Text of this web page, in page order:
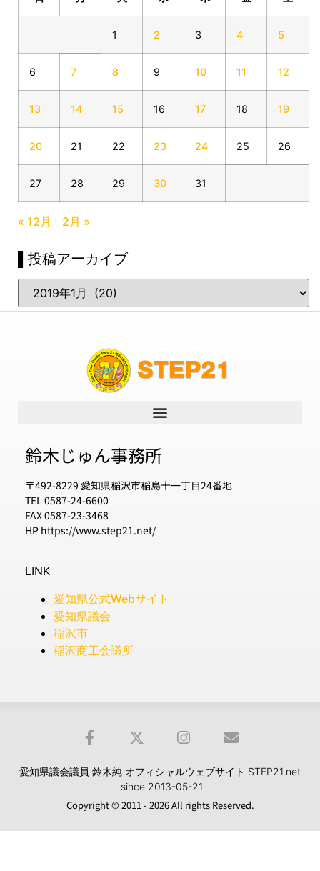
1 2 3 4 5
6 7 8 9 10 11 12
13 14 15 16 17 18 19
20 21 22 23 24 25 26
27 28 29 30 31
« 12月 2月 »
▌投稿アーカイブ
鈴木じゅん事務所
〒492-8229 愛知県稲沢市稲島十一丁目24番地
TEL 0587-24-6600
FAX 0587-23-3468
HP https://www.step21.net/
LINK
愛知県公式Webサイト
愛知県議会
稲沢市
稲沢商工会議所
愛知県議会議員 鈴木純 オフィシャルウェブサイト STEP21.net
since 2013-05-21
Copyright © 2011 - 2026 All rights Reserved.